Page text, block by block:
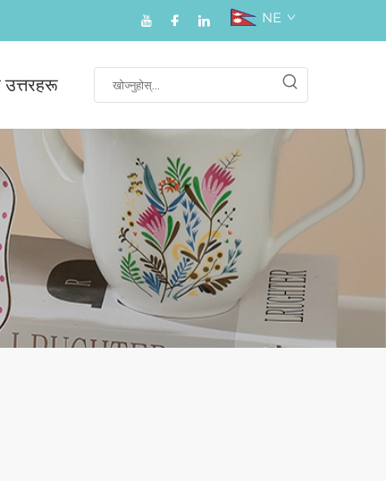
NE
उत्तरहरू